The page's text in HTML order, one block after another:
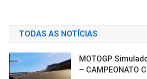
TODAS AS NOTÍCIAS
MOTOGP
– CAMPEONATO